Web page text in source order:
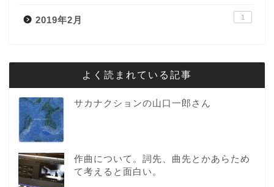
2019年2月 1
よく読まれている記事
サカナクションの山口一郎さん
作曲について。詞先、曲先とかあらため
て考えると面白い。